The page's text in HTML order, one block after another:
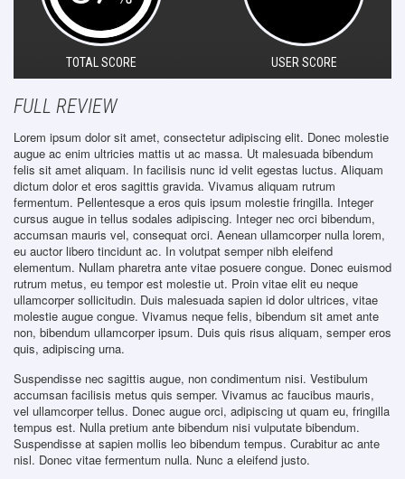
TOTAL SCORE USER SCORE
FULL REVIEW
Lorem ipsum dolor sit amet, consectetur adipiscing elit. Donec molestie
augue ac enim ultricies mattis ut ac massa. Ut malesuada bibendum
felis sit amet aliquam. In facilisis nunc id velit egestas luctus. Aliquam
dictum dolor et eros sagittis gravida. Vivamus aliquam rutrum
fermentum. Pellentesque a eros quis ipsum molestie fringilla. Integer
cursus augue in tellus sodales adipiscing. Integer nec orci bibendum,
accumsan mauris vel, consequat orci. Aenean ullamcorper nulla lorem,
eu auctor libero tincidunt ac. In volutpat semper nibh eleifend
elementum. Nullam pharetra ante vitae posuere congue. Donec euismod
rutrum metus, eu tempor est molestie ut. Proin vitae elit eu neque
ullamcorper sollicitudin. Duis malesuada sapien id dolor ultrices, vitae
molestie augue congue. Vivamus neque felis, bibendum sit amet ante
non, bibendum ullamcorper ipsum. Duis quis risus aliquam, semper eros
quis, adipiscing urna.
Suspendisse nec sagittis augue, non condimentum nisi. Vestibulum
accumsan facilisis metus quis semper. Vivamus ac faucibus mauris,
vel ullamcorper tellus. Donec augue orci, adipiscing ut quam eu, fringilla
tempus est. Nulla pretium ante bibendum nisi vulputate bibendum.
Suspendisse at sapien mollis leo bibendum tempus. Curabitur ac ante
nisl. Donec vitae fermentum nulla. Nunc a eleifend justo.